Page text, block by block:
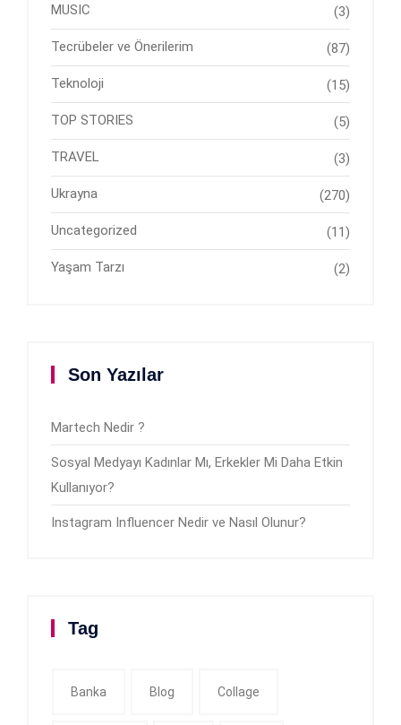
MUSIC (3)
Tecrübeler ve Önerilerim (87)
Teknoloji (15)
TOP STORIES (5)
TRAVEL (3)
Ukrayna (270)
Uncategorized (11)
Yaşam Tarzı (2)
Son Yazılar
Martech Nedir ?
Sosyal Medyayı Kadınlar Mı, Erkekler Mi Daha Etkin
Kullanıyor?
Instagram Influencer Nedir ve Nasıl Olunur?
Tag
Banka Blog Collage